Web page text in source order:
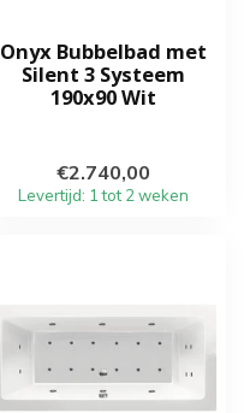
Onyx Bubbelbad met
Silent 3 Systeem
190x90 Wit
€2.740,00
Levertijd: 1 tot 2 weken